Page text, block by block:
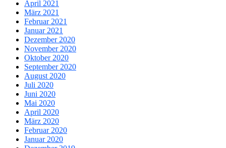
April 2021
März 2021
Februar 2021
Januar 2021
Dezember 2020
November 2020
Oktober 2020
September 2020
August 2020
Juli 2020
Juni 2020
Mai 2020
April 2020
März 2020
Februar 2020
Januar 2020